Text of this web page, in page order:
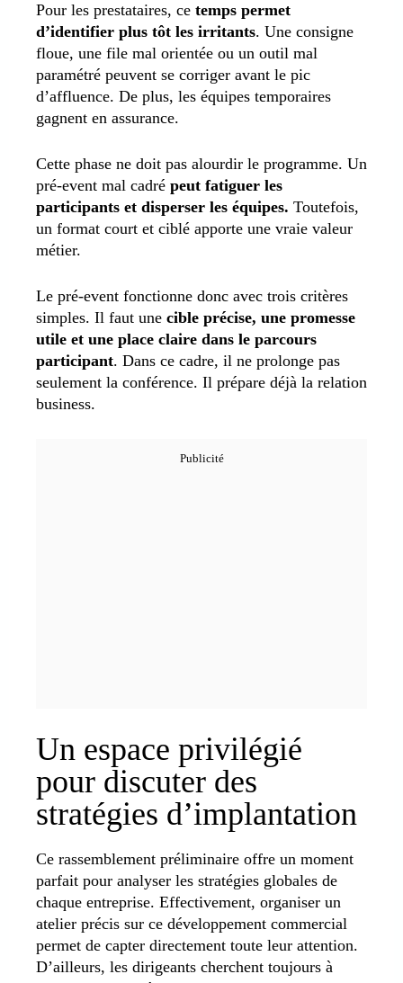
Pour les prestataires, ce temps permet
d’identifier plus tôt les irritants. Une consigne
floue, une file mal orientée ou un outil mal
paramétré peuvent se corriger avant le pic
d’affluence. De plus, les équipes temporaires
gagnent en assurance.
Cette phase ne doit pas alourdir le programme. Un
pré-event mal cadré peut fatiguer les
participants et disperser les équipes. Toutefois,
un format court et ciblé apporte une vraie valeur
métier.
Le pré-event fonctionne donc avec trois critères
simples. Il faut une cible précise, une promesse
utile et une place claire dans le parcours
participant. Dans ce cadre, il ne prolonge pas
seulement la conférence. Il prépare déjà la relation
business.
Un espace privilégié
pour discuter des
stratégies d’implantation
Ce rassemblement préliminaire offre un moment
parfait pour analyser les stratégies globales de
chaque entreprise. Effectivement, organiser un
atelier précis sur ce développement commercial
permet de capter directement toute leur attention.
D’ailleurs, les dirigeants cherchent toujours à